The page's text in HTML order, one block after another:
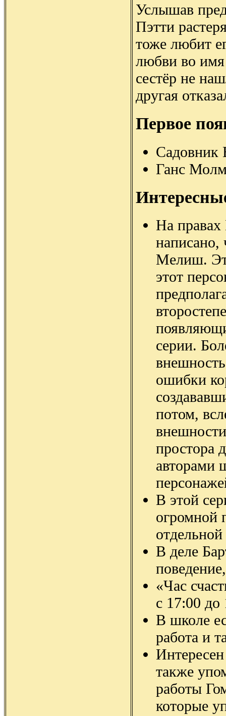
Услышав
Пэтти
тоже любит
любви во
сестёр не
другая
Первое
Садовник
Ганс
На
Мелиш.
этот
серии.
ошибки
потом,
простора
авторами
В этой
огромной
В деле
«Час
с 17:00 до
В школе
работа и
также
работы
которые